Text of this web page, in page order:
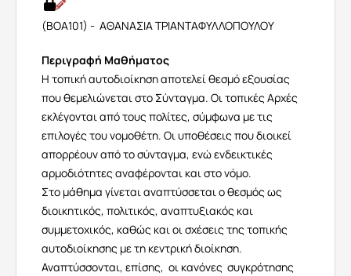
(BOA101) - ΑΘΑΝΑΣΙΑ ΤΡΙΑΝΤΑΦΥΛΛΟΠΟΥΛΟΥ
Περιγραφή Μαθήματος
Η τοπική αυτοδιοίκηση αποτελεί θεσμό εξουσίας
που θεμελιώνεται στο Σύνταγμα. Οι τοπικές Αρχές
εκλέγονται από τους πολίτες, σύμφωνα με τις
επιλογές του νομοθέτη. Οι υποθέσεις που διοικεί
απορρέουν από το σύνταγμα, ενώ ενδεικτικές
αρμοδιότητες αναφέρονται και στο νόμο.
Στο μάθημα γίνεται αναπτύσσεται ο θεσμός ως
διοικητικός, πολιτικός, αναπτυξιακός και
συμμετοχικός, καθώς και οι σχέσεις της τοπικής
αυτοδιοίκησης με τη κεντρική διοίκηση.
Αναπτύσσονται, επίσης, οι κανόνες συγκρότησης